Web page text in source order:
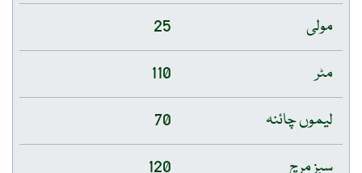
مولی
25
مٹر
110
لیموں چائنہ
70
سبز مرچ
120